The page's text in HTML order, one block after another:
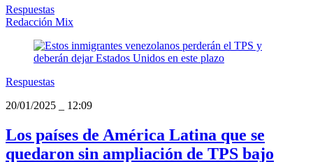
Respuestas
Redacción Mix
Respuestas
20/01/2025
12:09
Los países de América Latina que se
quedaron sin ampliación de TPS bajo